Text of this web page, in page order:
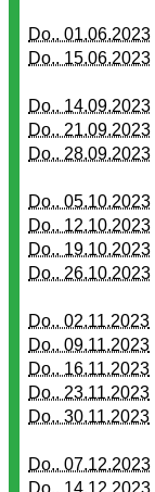
Do.. 01.06.2023
Do.. 15.06.2023
Do.. 14.09.2023
Do.. 21.09.2023
Do.. 28.09.2023
Do.. 05.10.2023
Do.. 12.10.2023
Do.. 19.10.2023
Do.. 26.10.2023
Do.. 02.11.2023
Do.. 09.11.2023
Do.. 16.11.2023
Do.. 23.11.2023
Do.. 30.11.2023
Do.. 07.12.2023